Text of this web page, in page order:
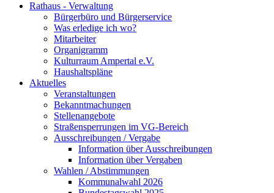
Rathaus - Verwaltung
Bürgerbüro und Bürgerservice
Was erledige ich wo?
Mitarbeiter
Organigramm
Kulturraum Ampertal e.V.
Haushaltspläne
Aktuelles
Veranstaltungen
Bekanntmachungen
Stellenangebote
Straßensperrungen im VG-Bereich
Ausschreibungen / Vergabe
Information über Ausschreibungen
Information über Vergaben
Wahlen / Abstimmungen
Kommunalwahl 2026